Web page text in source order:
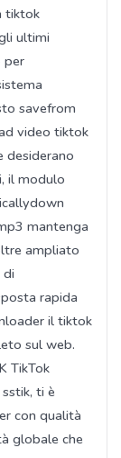
tiktok
ultimi
per
savefrom
video tiktok
desiderano
il modulo
mantenga
ampliato
rapida
il tiktok
sul web.
TikTok
ti è
con qualità
globale che